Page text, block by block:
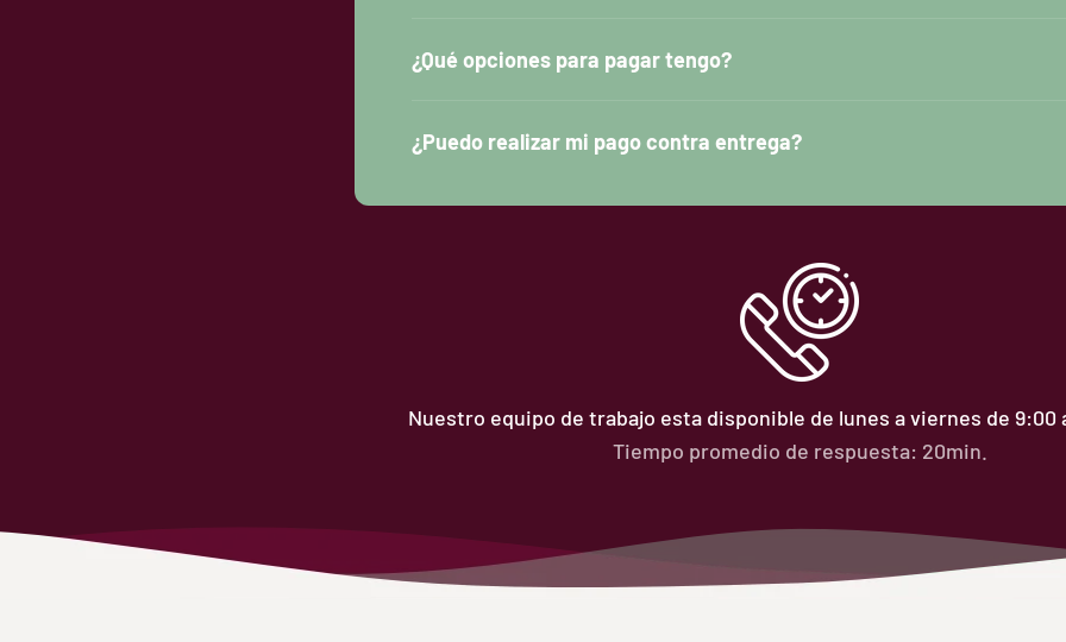
¿Qué opciones para pagar tengo?
¿Puedo realizar mi pago contra entrega?
Nuestro equipo de trabajo esta disponible de lunes a viernes de 9:00
Tiempo promedio de respuesta: 20min.